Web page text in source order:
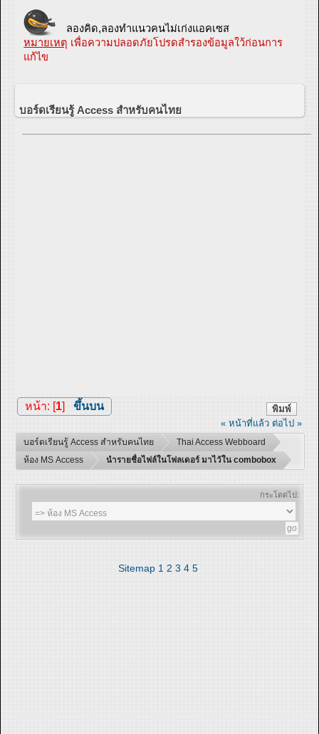
ลองคิด,ลองทำแนวคนไม่เก่งแอคเซส
หมายเหตุ เพื่อความปลอดภัยโปรดสำรองข้อมูลใว้ก่อนการ
แก้ไข
บอร์ดเรียนรู้ Access สำหรับคนไทย
พิมพ์
หน้า: [1] ขึ้นบน
« หน้าที่แล้ว ต่อไป »
บอร์ดเรียนรู้ Access สำหรับคนไทย
Thai Access Webboard
ห้อง MS Access
นำรายชื่อไฟล์ในโฟลเดอร์ มาไว้ใน combobox
กระโดดไป:
Sitemap 1 2 3 4 5